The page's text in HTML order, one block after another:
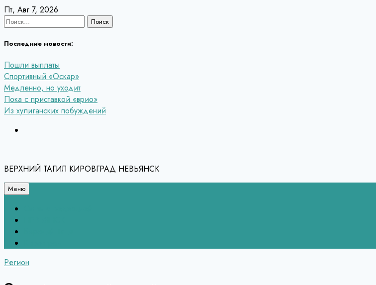
Перейти
к
Пт, Авг 7, 2026
Найти:
Последние новости:
Пошли выплаты
Спортивный «Оскар»
Медленно, но уходит
Пока с приставкой «врио»
Из хулиганских побуждений
ВЕРХНИЙ ТАГИЛ КИРОВГРАД НЕВЬЯНСК
Меню
Регион